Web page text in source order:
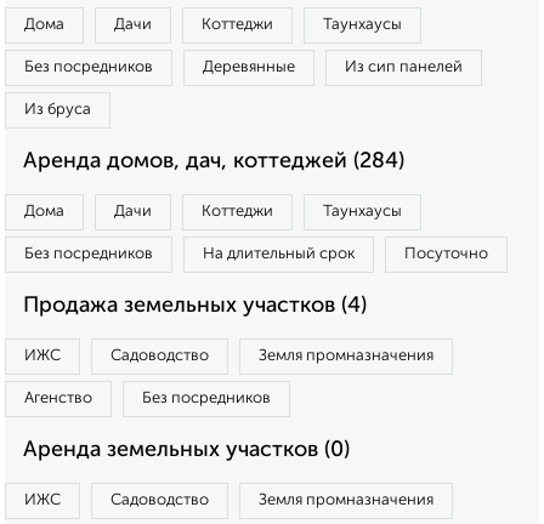
Дома Дачи Коттеджи Таунхаусы
Без посредников Деревянные Из сип панелей
Из бруса
Аренда домов, дач, коттеджей (284)
Дома Дачи Коттеджи Таунхаусы
Без посредников На длительный срок Посуточно
Продажа земельных участков (4)
ИЖС Садоводство Земля промназначения
Агенство Без посредников
Аренда земельных участков (0)
ИЖС Садоводство Земля промназначения